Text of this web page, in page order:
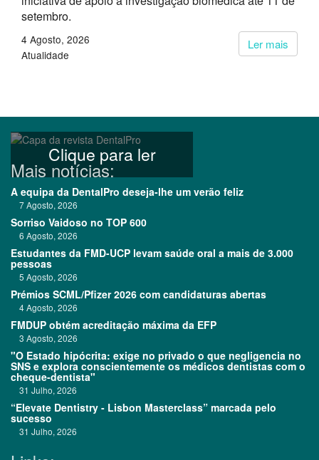
setembro.
Ler mais
4 Agosto, 2026
Atualidade
Clique para ler
Mais notícias:
A equipa da DentalPro deseja-lhe um verão feliz
7 Agosto, 2026
Sorriso Vaidoso no TOP 600
6 Agosto, 2026
Estudantes da FMD-UCP levam saúde oral a mais de 3.000
pessoas
5 Agosto, 2026
Prémios SCML/Pfizer 2026 com candidaturas abertas
4 Agosto, 2026
FMDUP obtém acreditação máxima da EFP
3 Agosto, 2026
"O Estado hipócrita: exige no privado o que negligencia no
SNS e explora conscientemente os médicos dentistas com o
cheque-dentista"
31 Julho, 2026
“Elevate Dentistry - Lisbon Masterclass” marcada pelo
sucesso
31 Julho, 2026